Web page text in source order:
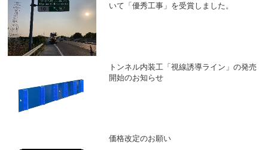
いて「優秀工事」を受賞しました。
トンネル内装工「視線誘導ライン」の発売
開始のお知らせ
価格改定のお願い